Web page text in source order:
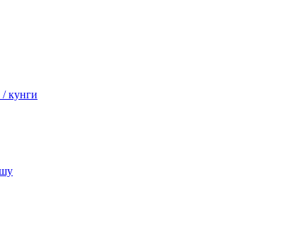
кунги